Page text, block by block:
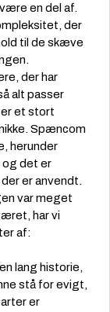
en del af.
der
til de skæve
der har
alt passer
et stort
Spæncom
herunder
og det er
er anvendt.
var meget
har vi
af:
lang historie,
stå for evigt,
er